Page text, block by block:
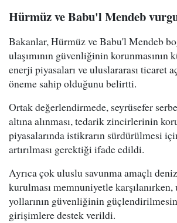
Hürmüz ve Babu'l Mendeb
Bakanlar, Hürmüz ve Babu'l Mendeb
ulaşımının güvenliğinin korunmasının
enerji piyasaları ve uluslararası ticaret
öneme sahip olduğunu belirtti.
Ortak değerlendirmede, seyrüsefer
altına alınması, tedarik zincirlerinin
piyasalarında istikrarın sürdürülmesi
artırılması gerektiği ifade edildi.
Ayrıca çok uluslu savunma amaçlı
kurulması memnuniyetle karşılanırken,
yollarının güvenliğinin
girişimlere destek verildi.